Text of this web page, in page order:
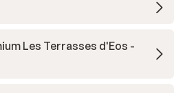
Les Terrasses d'Eos -